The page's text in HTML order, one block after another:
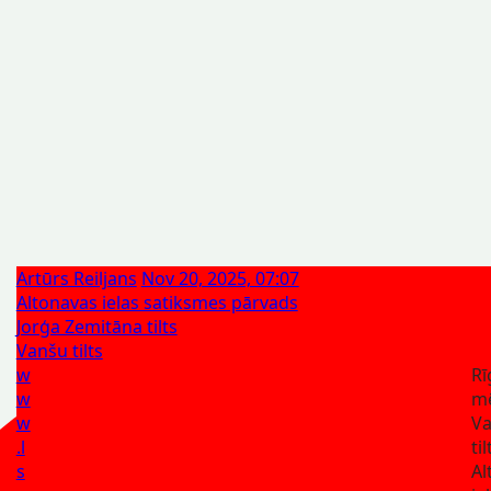
Artūrs Reiljans Nov 20, 2025, 07:07
Altonavas ielas satiksmes pārvads
Jorģa Zemitāna tilts
Vanšu tilts
w
w
w
.l
s